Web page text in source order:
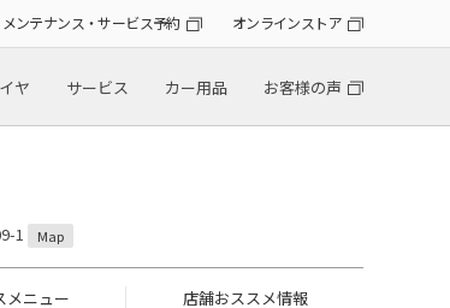
メンテナンス・サービス予約 オンラインストア
ヤ サービス カー用品 お客様の声
1 Map
メニュー 店舗おススメ情報